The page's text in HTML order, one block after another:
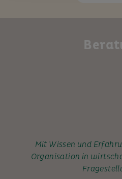
Mit Wissen und
Organisation in